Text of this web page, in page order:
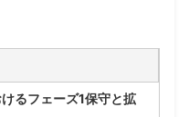
るフェーズ1保守と拡